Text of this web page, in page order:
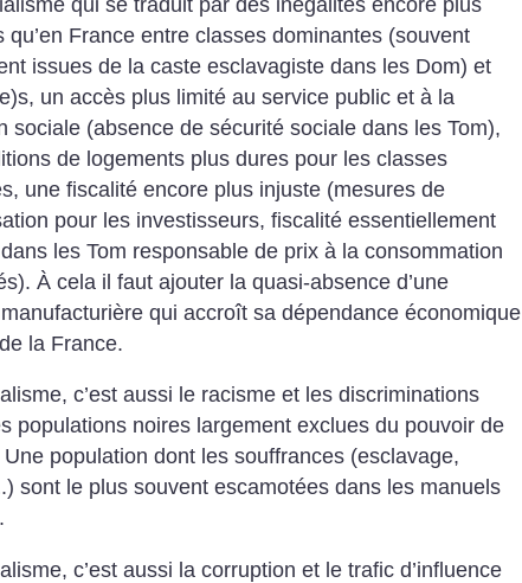
qu’en France entre classes dominantes (souvent
issues de la caste esclavagiste dans les Dom) et
un accès plus limité au service public et à la
sociale (absence de sécurité sociale dans les Tom),
de logements plus dures pour les classes
une fiscalité encore plus injuste (mesures de
pour les investisseurs, fiscalité essentiellement
les Tom responsable de prix à la consommation
À cela il faut ajouter la quasi-absence d’une
qui accroît sa dépendance économique
la France.
c’est aussi le racisme et les discriminations
populations noires largement exclues du pouvoir de
population dont les souffrances (esclavage,
sont le plus souvent escamotées dans les manuels
c’est aussi la corruption et le trafic d’influence